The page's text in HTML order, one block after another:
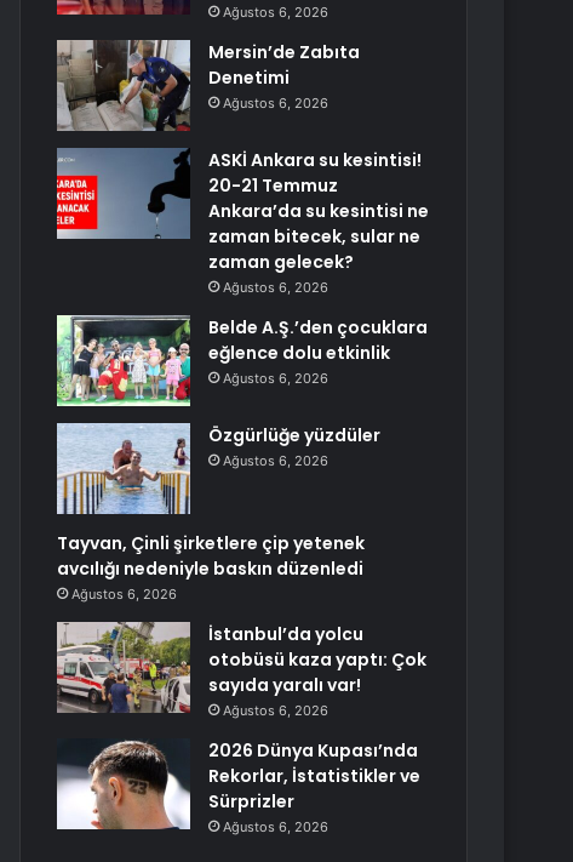
Ağustos 6, 2026
Mersin’de Zabıta
Denetimi
Ağustos 6, 2026
ASKİ Ankara su kesintisi!
20-21 Temmuz
Ankara’da su kesintisi ne
zaman bitecek, sular ne
zaman gelecek?
Ağustos 6, 2026
Belde A.Ş.’den çocuklara
eğlence dolu etkinlik
Ağustos 6, 2026
Özgürlüğe yüzdüler
Ağustos 6, 2026
Tayvan, Çinli şirketlere çip yetenek
avcılığı nedeniyle baskın düzenledi
Ağustos 6, 2026
İstanbul’da yolcu
otobüsü kaza yaptı: Çok
sayıda yaralı var!
Ağustos 6, 2026
2026 Dünya Kupası’nda
Rekorlar, İstatistikler ve
Sürprizler
Ağustos 6, 2026